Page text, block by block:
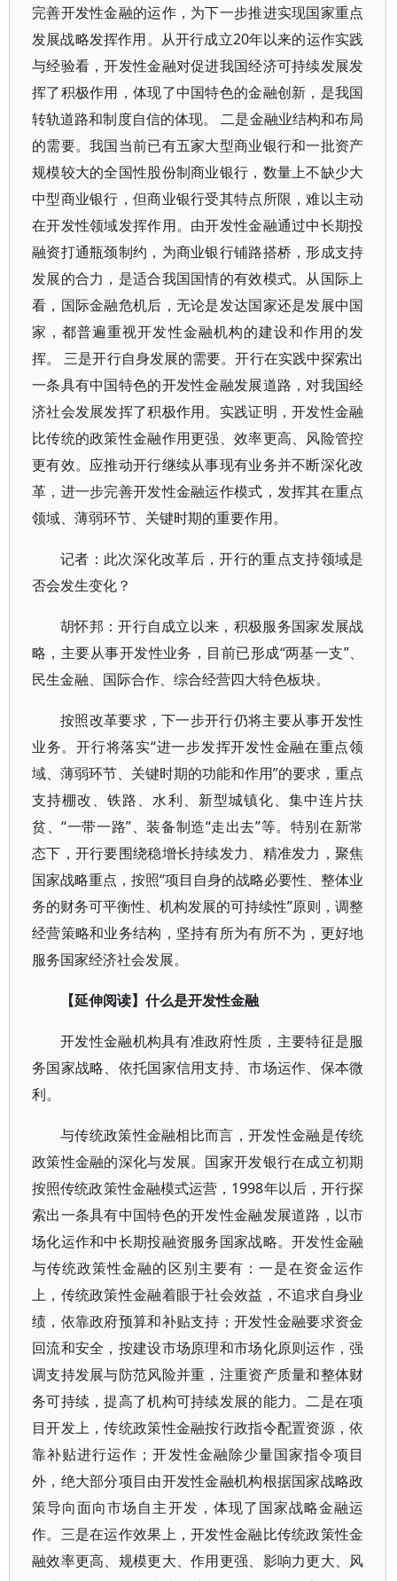
完善开发性金融的运作，为下一步推进实现国家重点
发展战略发挥作用。从开行成立20年以来的运作实践
与经验看，开发性金融对促进我国经济可持续发展发
挥了积极作用，体现了中国特色的金融创新，是我国
转轨道路和制度自信的体现。 二是金融业结构和布局
的需要。我国当前已有五家大型商业银行和一批资产
规模较大的全国性股份制商业银行，数量上不缺少大
中型商业银行，但商业银行受其特点所限，难以主动
在开发性领域发挥作用。由开发性金融通过中长期投
融资打通瓶颈制约，为商业银行铺路搭桥，形成支持
发展的合力，是适合我国国情的有效模式。从国际上
看，国际金融危机后，无论是发达国家还是发展中国
家，都普遍重视开发性金融机构的建设和作用的发
挥。 三是开行自身发展的需要。开行在实践中探索出
一条具有中国特色的开发性金融发展道路，对我国经
济社会发展发挥了积极作用。实践证明，开发性金融
比传统的政策性金融作用更强、效率更高、风险管控
更有效。应推动开行继续从事现有业务并不断深化改
革，进一步完善开发性金融运作模式，发挥其在重点
领域、薄弱环节、关键时期的重要作用。
记者：此次深化改革后，开行的重点支持领域是
否会发生变化？
胡怀邦：开行自成立以来，积极服务国家发展战
略，主要从事开发性业务，目前已形成“两基一支”、
民生金融、国际合作、综合经营四大特色板块。
按照改革要求，下一步开行仍将主要从事开发性
业务。开行将落实“进一步发挥开发性金融在重点领
域、薄弱环节、关键时期的功能和作用”的要求，重点
支持棚改、铁路、水利、新型城镇化、集中连片扶
贫、“一带一路”、装备制造“走出去”等。特别在新常
态下，开行要围绕稳增长持续发力、精准发力，聚焦
国家战略重点，按照“项目自身的战略必要性、整体业
务的财务可平衡性、机构发展的可持续性”原则，调整
经营策略和业务结构，坚持有所为有所不为，更好地
服务国家经济社会发展。
【延伸阅读】什么是开发性金融
开发性金融机构具有准政府性质，主要特征是服
务国家战略、依托国家信用支持、市场运作、保本微
利。
与传统政策性金融相比而言，开发性金融是传统
政策性金融的深化与发展。国家开发银行在成立初期
按照传统政策性金融模式运营，1998年以后，开行探
索出一条具有中国特色的开发性金融发展道路，以市
场化运作和中长期投融资服务国家战略。开发性金融
与传统政策性金融的区别主要有：一是在资金运作
上，传统政策性金融着眼于社会效益，不追求自身业
绩，依靠政府预算和补贴支持；开发性金融要求资金
回流和安全，按建设市场原理和市场化原则运作，强
调支持发展与防范风险并重，注重资产质量和整体财
务可持续，提高了机构可持续发展的能力。二是在项
目开发上，传统政策性金融按行政指令配置资源，依
靠补贴进行运作；开发性金融除少量国家指令项目
外，绝大部分项目由开发性金融机构根据国家战略政
策导向面向市场自主开发，体现了国家战略金融运
作。三是在运作效果上，开发性金融比传统政策性金
融效率更高、规模更大、作用更强、影响力更大、风